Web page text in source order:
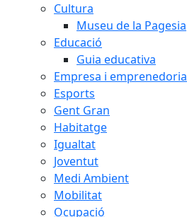
Cultura
Museu de la Pagesia
Educació
Guia educativa
Empresa i emprenedoria
Esports
Gent Gran
Habitatge
Igualtat
Joventut
Medi Ambient
Mobilitat
Ocupació